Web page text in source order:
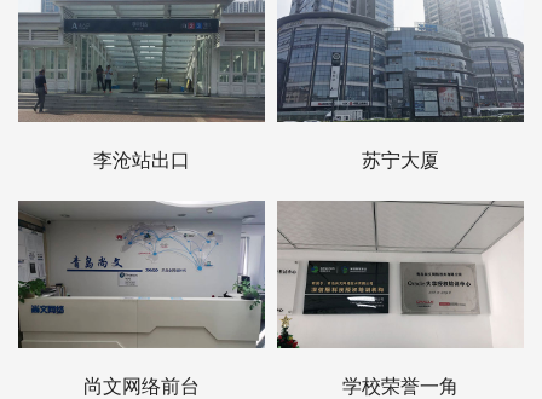
李沧站出口 苏宁大厦
尚文网络前台 学校荣誉一角